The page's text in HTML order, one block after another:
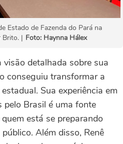
Estado de Fazenda do Pará na
Brito. | Foto: Haynna Hálex
visão detalhada sobre sua
conseguiu transformar a
Sua experiência em
pelo Brasil é uma fonte
está se preparando
Além disso, Renê